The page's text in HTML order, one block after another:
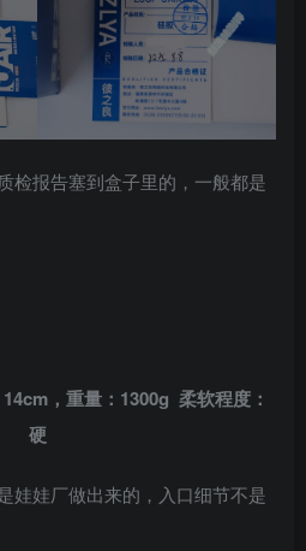
检报告塞到盒子里的，一般都是
，重量：1300g 柔软程度：
硬
娃娃厂做出来的，入口细节不是